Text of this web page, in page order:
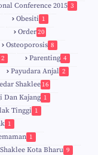
Conference 2015 3
Obesiti 1
Order20
Osteoporosis 8
2 Parenting 4
Payudara Anjal 2
Shaklee 16
5
Dan Kajang 1
Tinggi 1
1
1
Kota Bharu 9